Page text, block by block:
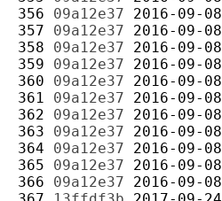
356 09a12e37 2016-09-08
357 09a12e37 2016-09-08
358 09a12e37 2016-09-08
359 09a12e37 2016-09-08
360 09a12e37 2016-09-08
361 09a12e37 2016-09-08
362 09a12e37 2016-09-08
363 09a12e37 2016-09-08
364 09a12e37 2016-09-08
365 09a12e37 2016-09-08
366 09a12e37 2016-09-08